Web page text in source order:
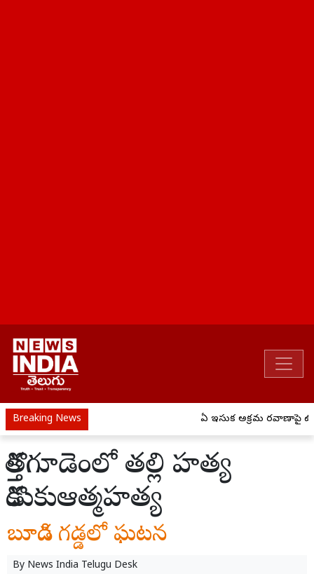
Breaking News ఏపీ ఇసుక అక్రమ రవాణాపై
కొత్తగూడెంలో తల్లి హత్య
కొడుకుఆత్మహత్య
బూడిద గడ్డలో ఘటన
By News India Telugu Desk